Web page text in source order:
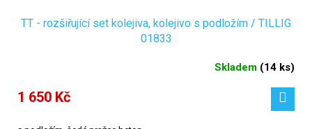
TT - rozšiřující set kolejiva, kolejivo s podložím / TILLIG
01833
Skladem (14 ks)
1 650 Kč